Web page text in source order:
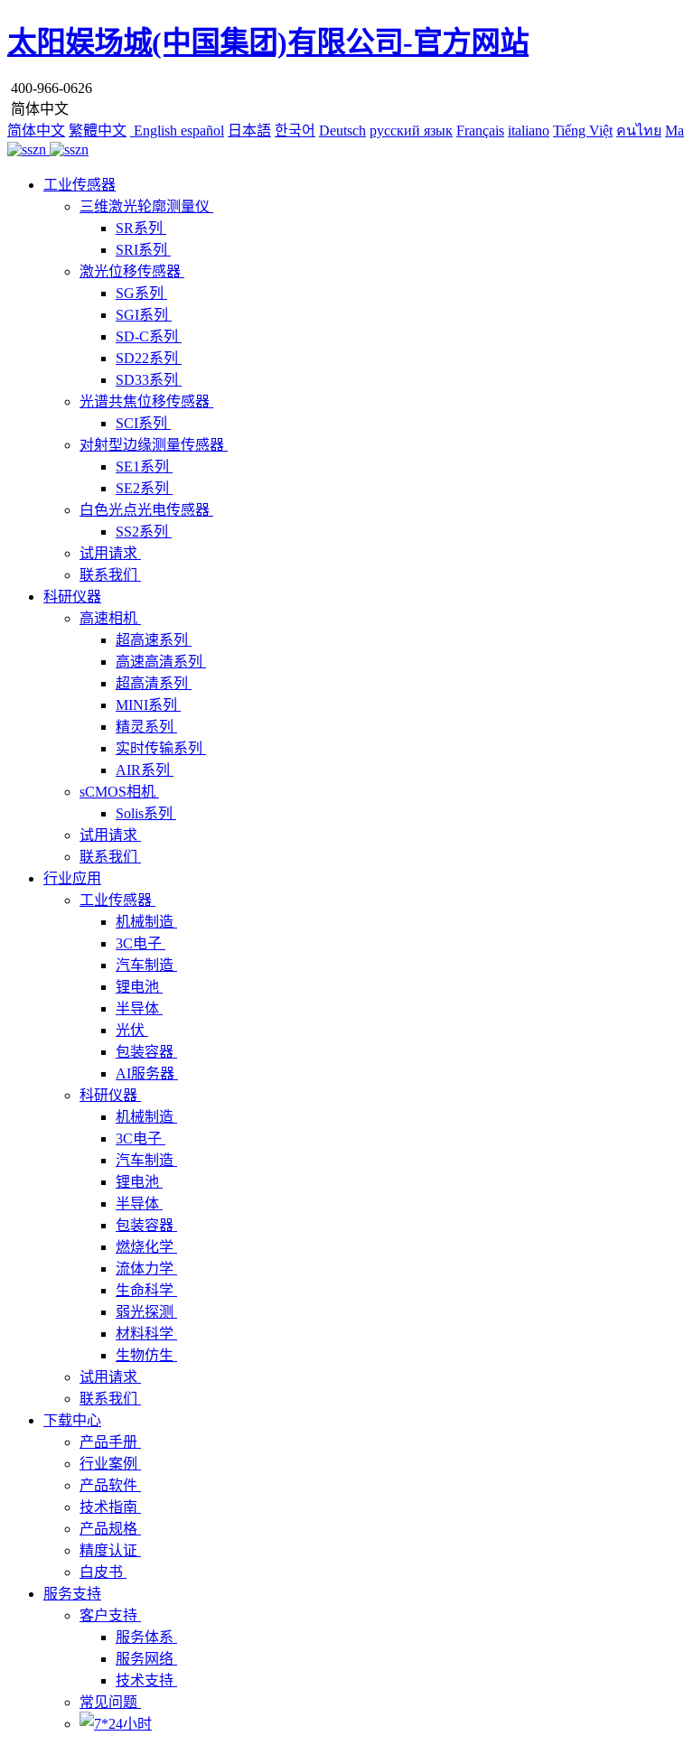
太阳娱场城(中国集团)有限公司-官方网站
400-966-0626
简体中文
简体中文 繁體中文 English español 日本語 한국어 Deutsch русский язык Français italiano Tiếng Việt คนไทย
工业传感器
三维激光轮廓测量仪
SR系列
SRI系列
激光位移传感器
SG系列
SGI系列
SD-C系列
SD22系列
SD33系列
光谱共焦位移传感器
SCI系列
对射型边缘测量传感器
SE1系列
SE2系列
白色光点光电传感器
SS2系列
试用请求
联系我们
科研仪器
高速相机
超高速系列
高速高清系列
超高清系列
MINI系列
精灵系列
实时传输系列
AIR系列
sCMOS相机
Solis系列
试用请求
联系我们
行业应用
工业传感器
机械制造
3C电子
汽车制造
锂电池
半导体
光伏
包装容器
AI服务器
科研仪器
机械制造
3C电子
汽车制造
锂电池
半导体
包装容器
燃烧化学
流体力学
生命科学
弱光探测
材料科学
生物仿生
试用请求
联系我们
下载中心
产品手册
行业案例
产品软件
技术指南
产品规格
精度认证
白皮书
服务支持
客户支持
服务体系
服务网络
技术支持
常见问题